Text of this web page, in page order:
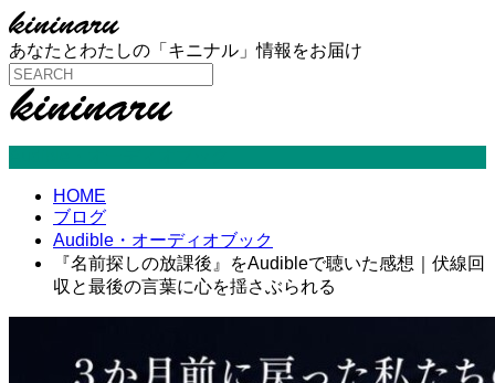
あなたとわたしの「キニナル」情報をお届け
HOME
ブログ
Audible・オーディオブック
『名前探しの放課後』をAudibleで聴いた感想｜伏線回
収と最後の言葉に心を揺さぶられる